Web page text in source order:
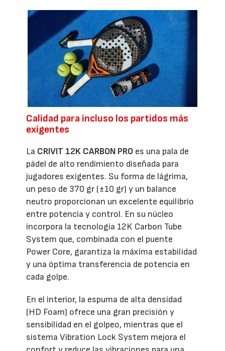
Calidad para incluso los partidos más
exigentes
La CRIVIT 12K CARBON PRO es una pala de
pádel de alto rendimiento diseñada para
jugadores exigentes. Su forma de lágrima,
un peso de 370 gr (±10 gr) y un balance
neutro proporcionan un excelente equilibrio
entre potencia y control. En su núcleo
incorpora la tecnología 12K Carbon Tube
System que, combinada con el puente
Power Core, garantiza la máxima estabilidad
y una óptima transferencia de potencia en
cada golpe.
En el interior, la espuma de alta densidad
(HD Foam) ofrece una gran precisión y
sensibilidad en el golpeo, mientras que el
sistema Vibration Lock System mejora el